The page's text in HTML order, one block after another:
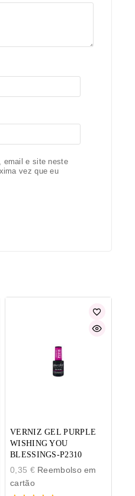
email e site neste
vez que eu
VERNIZ GEL PURPLE
WISHING YOU
BLESSINGS-P2310
0,35 €Reembolso em
cartão